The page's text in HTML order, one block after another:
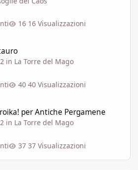
16 Visualizzazioni
in La Torre del Mago
40 Visualizzazioni
per Antiche Pergamene
in La Torre del Mago
37 Visualizzazioni